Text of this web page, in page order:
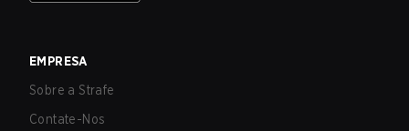
EMPRESA
Sobre a Strafe
Contate-Nos